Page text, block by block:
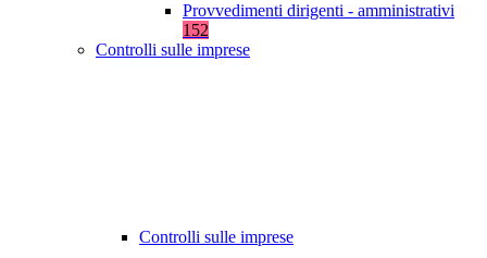
Provvedimenti dirigenti - amministrativi
152
Controlli sulle imprese
Controlli sulle imprese